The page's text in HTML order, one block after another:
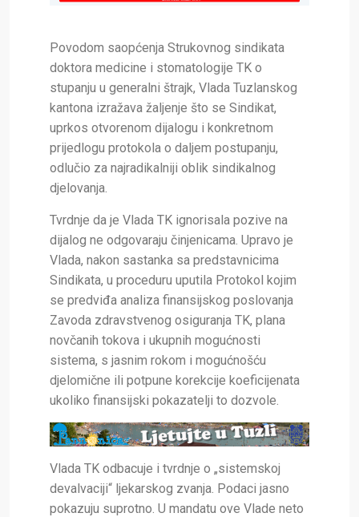
Povodom saopćenja Strukovnog sindikata
doktora medicine i stomatologije TK o
stupanju u generalni štrajk, Vlada Tuzlanskog
kantona izražava žaljenje što se Sindikat,
uprkos otvorenom dijalogu i konkretnom
prijedlogu protokola o daljem postupanju,
odlučio za najradikalniji oblik sindikalnog
djelovanja.
Tvrdnje da je Vlada TK ignorisala pozive na
dijalog ne odgovaraju činjenicama. Upravo je
Vlada, nakon sastanka sa predstavnicima
Sindikata, u proceduru uputila Protokol kojim
se predviđa analiza finansijskog poslovanja
Zavoda zdravstvenog osiguranja TK, plana
novčanih tokova i ukupnih mogućnosti
sistema, s jasnim rokom i mogućnošću
djelomične ili potpune korekcije koeficijenata
ukoliko finansijski pokazatelji to dozvole.
Vlada TK odbacuje i tvrdnje o „sistemskoj
devalvaciji“ ljekarskog zvanja. Podaci jasno
pokazuju suprotno. U mandatu ove Vlade neto